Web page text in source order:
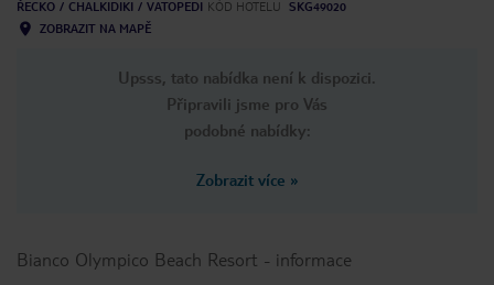
ŘECKO CHALKIDIKI VATOPEDI KÓD HOTELU
SKG49020
ZOBRAZIT NA MAPĚ
Upsss, tato nabídka není k dispozici.
Připravili jsme pro Vás
podobné nabídky:
Zobrazit více »
Bianco Olympico Beach Resort - informace